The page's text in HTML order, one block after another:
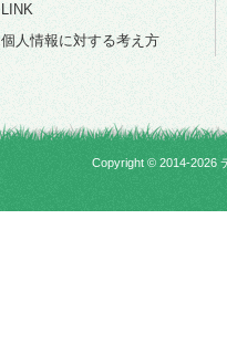
LINK
個人情報に対する考え方
Copyright © 2014-2026